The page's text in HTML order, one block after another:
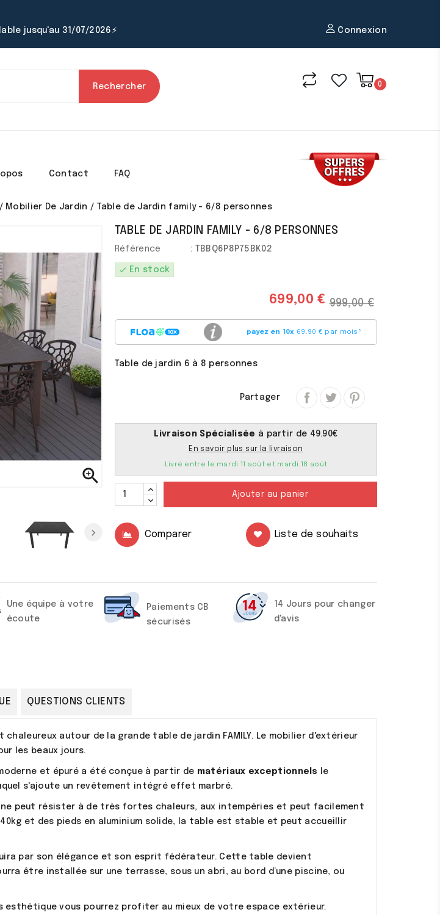
jusqu'au 31/07/2026⚡ Connexion
Rechercher 0
avec
Contact FAQ
Mobilier De Jardin Table de Jardin family - 6/8 personnes

TABLE DE JARDIN FAMILY - 6/8 PERSONNES
Référence : TBBQ6P8P75BK02
check En stock
699,00 € 999,00 €
payez en 10x 69.90 € par mois *
Table de jardin 6 à 8 personnes
Partager
Livraison Spécialisée à partir de 49.90€
En savoir plus sur la livraison
Livré entre le mardi 11 août et mardi 18 août
Ajouter au panier
Comparer Liste de souhaits
Une équipe à votre
écoute
Paiements CB
sécurisés
14 Jours pour changer
d'avis
QUESTIONS CLIENTS
autour de la grande table de jardin FAMILY. Le mobilier d'extérieur
les beaux jours.
et épuré a été conçue à partir de matériaux exceptionnels
le
s'ajoute un revêtement intégré effet marbré.
peut résister à de très fortes chaleurs, aux intempéries et peut facilement
et des pieds en aluminium solide, la table est stable et peut accueillir
par son élégance et son esprit fédérateur. Cette table devient
être installée sur une terrasse, sous un abri, au bord d’une piscine, ou
vous pourrez profiter au mieux de votre espace extérieur.